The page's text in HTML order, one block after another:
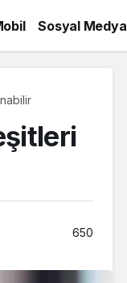
Sosyal Medya
650